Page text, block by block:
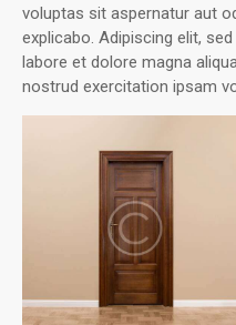
voluptas sit aspernatur aut
explicabo. Adipiscing elit,
labore et dolore magna
nostrud exercitation ipsam